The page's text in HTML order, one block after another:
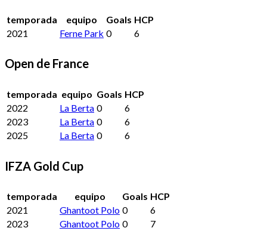
temporada equipo Goals HCP
2021
Ferne Park 0 6
Open de France
temporada equipo Goals HCP
2022
La Berta 0
6
2023
La Berta 0
6
2025
La Berta 0 6
IFZA Gold Cup
temporada equipo Goals HCP
2021
Ghantoot Polo 0
6
2023
Ghantoot Polo 0 7